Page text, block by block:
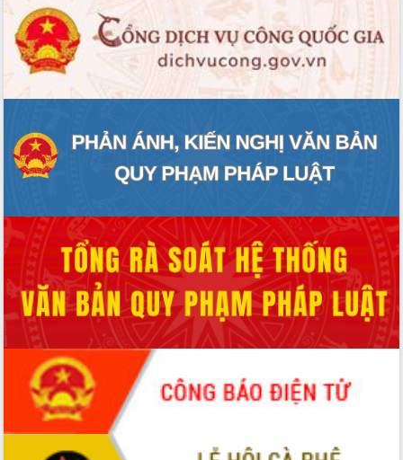
VĂN BẢN HĐND TỈNH
ĐIỂM TIN VĂN BẢN